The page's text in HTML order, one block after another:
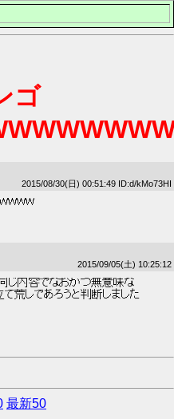
ゴ
2015/08/30(日) 00:51:49 ID:d/kMo73HI
2015/09/05(土) 10:25:12
じ内容でなおかつ無意味な
荒しであろうと判断しました
最新50